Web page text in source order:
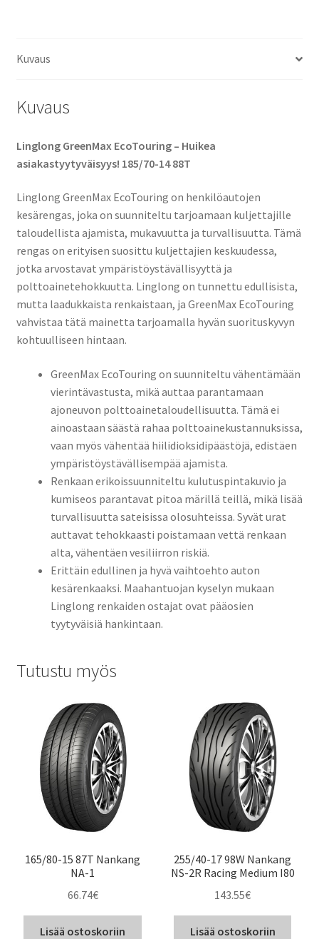
Kuvaus
Kuvaus
Linglong GreenMax EcoTouring – Huikea
asiakastyytyväisyys! 185/70-14 88T
Linglong GreenMax EcoTouring on henkilöautojen
kesärengas, joka on suunniteltu tarjoamaan kuljettajille
taloudellista ajamista, mukavuutta ja turvallisuutta. Tämä
rengas on erityisen suosittu kuljettajien keskuudessa,
jotka arvostavat ympäristöystävällisyyttä ja
polttoainetehokkuutta. Linglong on tunnettu edullisista,
mutta laadukkaista renkaistaan, ja GreenMax EcoTouring
vahvistaa tätä mainetta tarjoamalla hyvän suorituskyvyn
kohtuulliseen hintaan.
GreenMax EcoTouring on suunniteltu vähentämään
vierintävastusta, mikä auttaa parantamaan
ajoneuvon polttoainetaloudellisuutta. Tämä ei
ainoastaan säästä rahaa polttoainekustannuksissa,
vaan myös vähentää hiilidioksidipäästöjä, edistäen
ympäristöystävällisempää ajamista.
Renkaan erikoissuunniteltu kulutuspintakuvio ja
kumiseos parantavat pitoa märillä teillä, mikä lisää
turvallisuutta sateisissa olosuhteissa. Syvät urat
auttavat tehokkaasti poistamaan vettä renkaan
alta, vähentäen vesiliirron riskiä.
Erittäin edullinen ja hyvä vaihtoehto auton
kesärenkaaksi. Maahantuojan kyselyn mukaan
Linglong renkaiden ostajat ovat pääosien
tyytyväisiä hankintaan.
Tutustu myös
165/80-15 87T Nankang
NA-1
66.74€
Lisää ostoskoriin
255/40-17 98W Nankang
NS-2R Racing Medium I80
143.55€
Lisää ostoskoriin